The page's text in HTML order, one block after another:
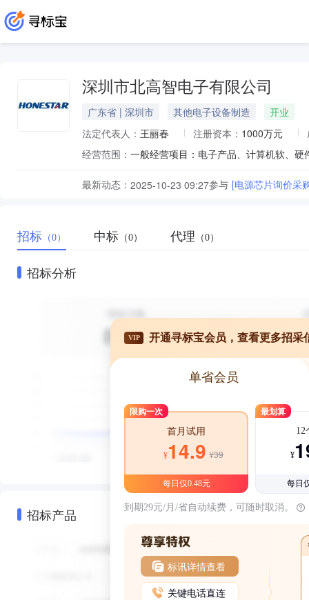
深圳市北高智电子有限公司
广东省 | 深圳市 其他电子设备制造
开业
法定代表人： 王丽春 注册资本： 1000万元
经营范围：
最新动态： 2025-10-23 09:27参与 [电源芯片询价采
招标 （0） 中标 （0） 代理 （0）
招标分析
招标产品
VIP 开通寻标宝会员，查看更多招采
单省会员
限购一次
首月试用
¥14.9 ¥39
每日仅0.48元
最划算
12
¥
每日
到期29元/月/省自动续费，可随时取消。
标讯详情查看
关键电话直连